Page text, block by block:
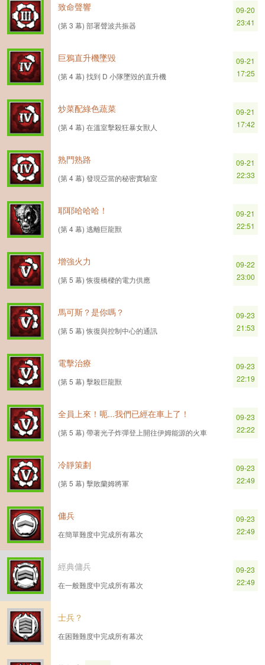
致命聲響
(第 3 幕) 部署聲波共振器
09-20
23:41
巨鴉直升機墜毀
(第 4 幕) 找到 D 小隊墜毀的直升機
09-21
17:25
炒菜配綠色蔬菜
(第 4 幕) 在溫室擊殺狂暴女獸人
09-21
17:42
熟門熟路
(第 4 幕) 發現亞當的秘密實驗室
09-21
22:33
耶耶哈哈哈！
(第 4 幕) 逃離巨龍獸
09-21
22:51
增強火力
(第 5 幕) 恢復橋樑的電力供應
09-22
23:00
馬可斯？是你嗎？
(第 5 幕) 恢復與控制中心的通訊
09-23
21:53
電擊治療
(第 5 幕) 擊殺巨龍獸
09-23
22:19
全員上來！呃...我們已經在車上了！
(第 5 幕) 帶著光子炸彈登上開往伊姆能源的火車
09-23
22:22
冷靜策劃
(第 5 幕) 擊敗蘭姆將軍
09-23
22:49
傭兵
在簡單難度中完成所有幕次
09-23
22:49
經典傭兵
在一般難度中完成所有幕次
09-23
22:49
士兵？
在困難難度中完成所有幕次